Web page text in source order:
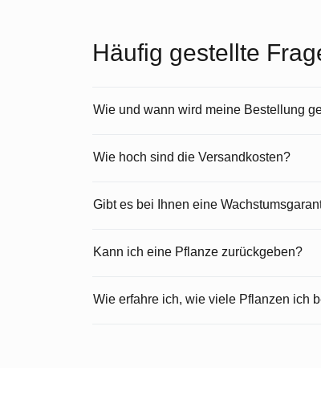
Häufig gestellte
Wie und wann wird meine Bestellung
Wie hoch sind die Versandkosten?
Gibt es bei Ihnen eine
Kann ich eine Pflanze zurückgeben?
Wie erfahre ich, wie viele Pflanzen ich